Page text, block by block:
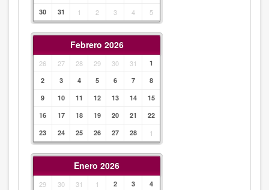
30
31 1 2 3 4 5
Febrero 2026
26 27 28 29 30 31
1
2
3 4 5 6 7
8
9
10 11 12 13 14
15
16
17 18 19 20 21
22
23
24 25 26 27 28 1
Enero 2026
29 30 31 1 2 3
4